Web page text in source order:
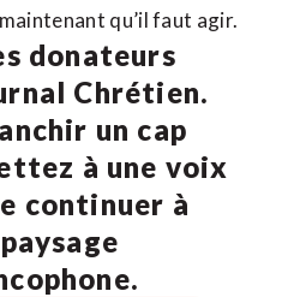
qu’il faut agir.
donateurs
Chrétien.
un cap
à une voix
continuer à